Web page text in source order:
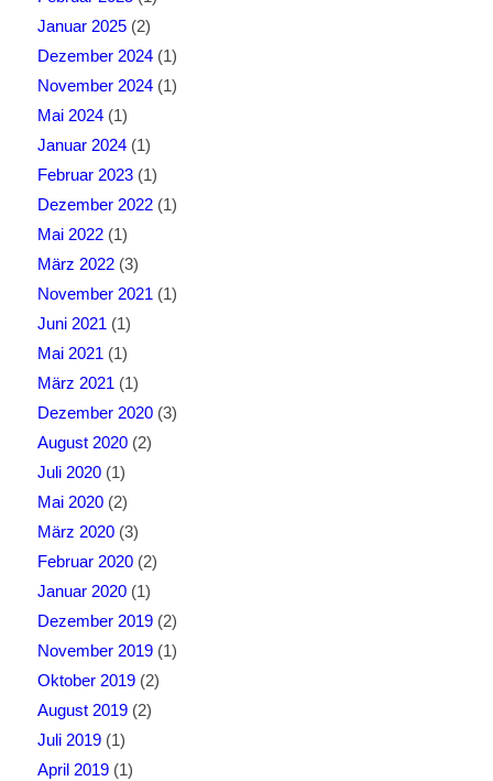
Januar 2025(2)
Dezember 2024(1)
November 2024(1)
Mai 2024(1)
Januar 2024(1)
Februar 2023(1)
Dezember 2022(1)
Mai 2022(1)
März 2022(3)
November 2021 (1)
Juni 2021 (1)
Mai 2021 (1)
März 2021 (1)
Dezember 2020(3)
August 2020(2)
Juli 2020(1)
Mai 2020(2)
März 2020(3)
Februar 2020(2)
Januar 2020(1)
Dezember 2019(2)
November 2019(1)
Oktober 2019(2)
August 2019(2)
Juli 2019(1)
April 2019(1)